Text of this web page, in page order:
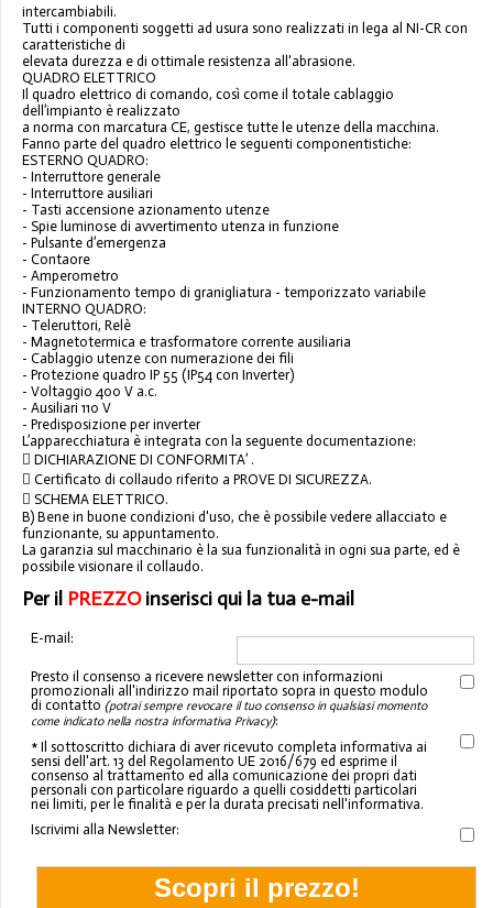
intercambiabili.
Tutti i componenti soggetti ad usura sono realizzati in lega al NI-CR con
caratteristiche di
elevata durezza e di ottimale resistenza all'abrasione.
QUADRO ELETTRICO
Il quadro elettrico di comando, così come il totale cablaggio
dell’impianto è realizzato
a norma con marcatura CE, gestisce tutte le utenze della macchina.
Fanno parte del quadro elettrico le seguenti componentistiche:
ESTERNO QUADRO:
- Interruttore generale
- Interruttore ausiliari
- Tasti accensione azionamento utenze
- Spie luminose di avvertimento utenza in funzione
- Pulsante d’emergenza
- Contaore
- Amperometro
- Funzionamento tempo di granigliatura - temporizzato variabile
INTERNO QUADRO:
- Teleruttori, Relè
- Magnetotermica e trasformatore corrente ausiliaria
- Cablaggio utenze con numerazione dei fili
- Protezione quadro IP 55 (IP54 con Inverter)
- Voltaggio 400 V a.c.
- Ausiliari 110 V
- Predisposizione per inverter
L’apparecchiatura è integrata con la seguente documentazione:
 DICHIARAZIONE DI CONFORMITA’ .
 Certificato di collaudo riferito a PROVE DI SICUREZZA.
 SCHEMA ELETTRICO.
B) Bene in buone condizioni d'uso, che è possibile vedere allacciato e
funzionante, su appuntamento.
La garanzia sul macchinario è la sua funzionalità in ogni sua parte, ed è
possibile visionare il collaudo.
Per il PREZZOinserisci qui la tua e-mail
E-mail:
Presto il consenso a ricevere newsletter con informazioni
promozionali all'indirizzo mail riportato sopra in questo modulo
di contatto (potrai sempre revocare il tuo consenso in qualsiasi momento
come indicato nella nostra informativa Privacy):
* Il sottoscritto dichiara di aver ricevuto completa informativa ai
sensi dell'art. 13 del Regolamento UE 2016/679 ed esprime il
consenso al trattamento ed alla comunicazione dei propri dati
personali con particolare riguardo a quelli cosiddetti particolari
nei limiti, per le finalità e per la durata precisati nell'informativa.
Iscrivimi alla Newsletter: